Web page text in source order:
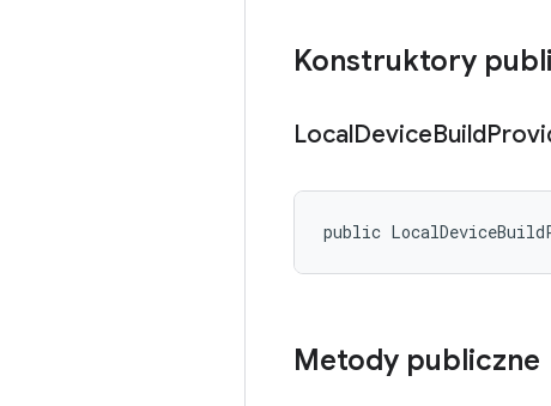
Konstruktory
LocalDeviceBuild
public
Metody publiczne